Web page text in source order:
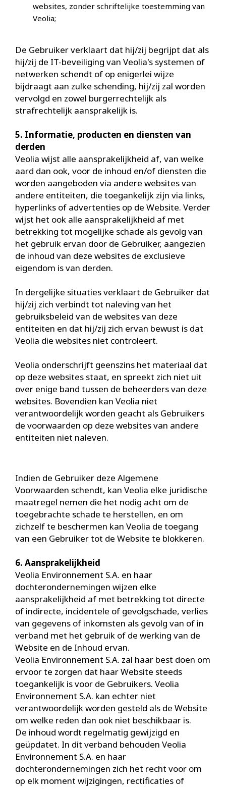
websites, zonder schriftelijke toestemming van
Veolia;
De Gebruiker verklaart dat hij/zij begrijpt dat als
hij/zij de IT-beveiliging van Veolia's systemen of
netwerken schendt of op enigerlei wijze
bijdraagt aan zulke schending, hij/zij zal worden
vervolgd en zowel burgerrechtelijk als
strafrechtelijk aansprakelijk is.
5. Informatie, producten en diensten van
derden
Veolia wijst alle aansprakelijkheid af, van welke
aard dan ook, voor de inhoud en/of diensten die
worden aangeboden via andere websites van
andere entiteiten, die toegankelijk zijn via links,
hyperlinks of advertenties op de Website. Verder
wijst het ook alle aansprakelijkheid af met
betrekking tot mogelijke schade als gevolg van
het gebruik ervan door de Gebruiker, aangezien
de inhoud van deze websites de exclusieve
eigendom is van derden.
In dergelijke situaties verklaart de Gebruiker dat
hij/zij zich verbindt tot naleving van het
gebruiksbeleid van de websites van deze
entiteiten en dat hij/zij zich ervan bewust is dat
Veolia die websites niet controleert.
Veolia onderschrijft geenszins het materiaal dat
op deze websites staat, en spreekt zich niet uit
over enige band tussen de beheerders van deze
websites. Bovendien kan Veolia niet
verantwoordelijk worden geacht als Gebruikers
de voorwaarden op deze websites van andere
entiteiten niet naleven.
Indien de Gebruiker deze Algemene
Voorwaarden schendt, kan Veolia elke juridische
maatregel nemen die het nodig acht om de
toegebrachte schade te herstellen, en om
zichzelf te beschermen kan Veolia de toegang
van een Gebruiker tot de Website te blokkeren.
6. Aansprakelijkheid
Veolia Environnement S.A. en haar
dochterondernemingen wijzen elke
aansprakelijkheid af met betrekking tot directe
of indirecte, incidentele of gevolgschade, verlies
van gegevens of inkomsten als gevolg van of in
verband met het gebruik of de werking van de
Website en de Inhoud ervan.
Veolia Environnement S.A. zal haar best doen om
ervoor te zorgen dat haar Website steeds
toegankelijk is voor de Gebruikers. Veolia
Environnement S.A. kan echter niet
verantwoordelijk worden gesteld als de Website
om welke reden dan ook niet beschikbaar is.
De inhoud wordt regelmatig gewijzigd en
geüpdatet. In dit verband behouden Veolia
Environnement S.A. en haar
dochterondernemingen zich het recht voor om
op elk moment wijzigingen, rectificaties of